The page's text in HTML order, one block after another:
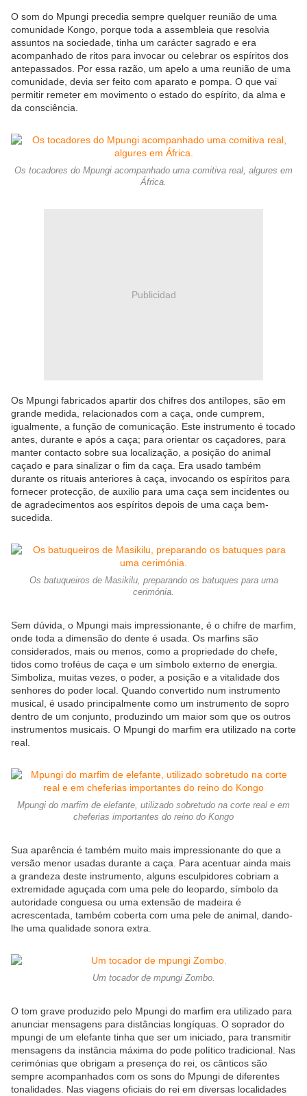
O som do Mpungi precedia sempre quelquer reunião de uma
comunidade Kongo, porque toda a assembleia que resolvia
assuntos na sociedade, tinha um carácter sagrado e era
acompanhado de ritos para invocar ou celebrar os espíritos dos
antepassados. Por essa razão, um apelo a uma reunião de uma
comunidade, devia ser feito com aparato e pompa. O que vai
permitir remeter em movimento o estado do espírito, da alma e
da consciência.
Os tocadores do Mpungi acompanhado uma comitiva real, algures em
África.
Publicidad
Os Mpungi fabricados apartir dos chifres dos antílopes, são em
grande medida, relacionados com a caça, onde cumprem,
igualmente, a função de comunicação. Este instrumento é tocado
antes, durante e após a caça; para orientar os caçadores, para
manter contacto sobre sua localização, a posição do animal
caçado e para sinalizar o fim da caça. Era usado também
durante os rituais anteriores à caça, invocando os espíritos para
fornecer protecção, de auxilio para uma caça sem incidentes ou
de agradecimentos aos espíritos depois de uma caça bem-
sucedida.
Os batuqueiros de Masikilu, preparando os batuques para uma
cerimónia.
Sem dúvida, o Mpungi mais impressionante, é o chifre de marfim,
onde toda a dimensão do dente é usada. Os marfins são
considerados, mais ou menos, como a propriedade do chefe,
tidos como troféus de caça e um símbolo externo de energia.
Simboliza, muitas vezes, o poder, a posição e a vitalidade dos
senhores do poder local. Quando convertido num instrumento
musical, é usado ​​principalmente como um instrumento de sopro
dentro de um conjunto, produzindo um maior som que os outros
instrumentos musicais. O Mpungi do marfim era utilizado na corte
real.
Mpungi do marfim de elefante, utilizado sobretudo na corte real e em
cheferias importantes do reino do Kongo
Sua aparência é também muito mais impressionante do que a
versão menor usadas durante a caça. Para acentuar ainda mais
a grandeza deste instrumento, alguns esculpidores cobriam a
extremidade aguçada com uma pele do leopardo, símbolo da
autoridade conguesa ou uma extensão de madeira é
acrescentada, também coberta com uma pele de animal, dando-
lhe uma qualidade sonora extra.
Um tocador de mpungi Zombo.
O tom grave produzido pelo Mpungi do marfim era utilizado para
anunciar mensagens para distâncias longíquas. O soprador do
mpungi de um elefante tinha que ser um iniciado, para transmitir
mensagens da instância máxima do pode político tradicional. Nas
cerimónias que obrigam a presença do rei, os cânticos são
sempre acompanhados com os sons do Mpungi de diferentes
tonalidades. Nas viagens oficiais do rei em diversas localidades